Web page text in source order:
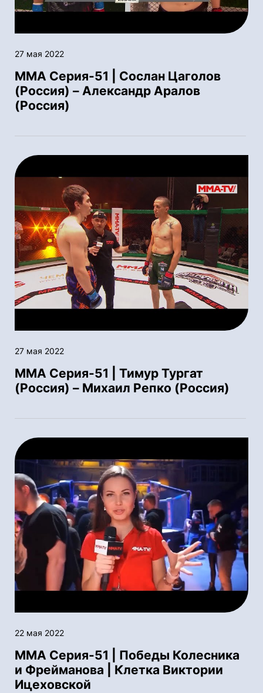
27 мая 2022
ММА Серия-51 | Сослан Цаголов
(Россия) – Александр Аралов
(Россия)
27 мая 2022
ММА Серия-51 | Тимур Тургат
(Россия) – Михаил Репко (Россия)
22 мая 2022
ММА Серия-51 | Победы Колесника
и Фрейманова | Клетка Виктории
Ицеховской